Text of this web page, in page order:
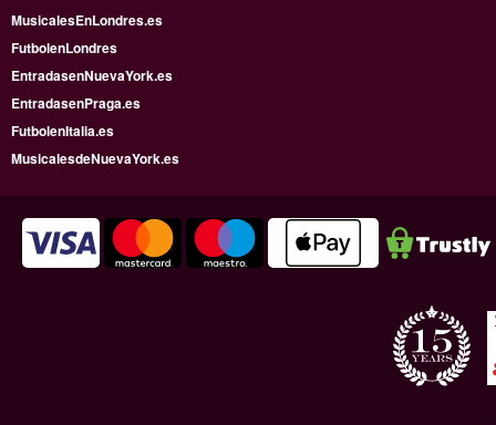
MusicalesEnLondres.es
FutbolenLondres
EntradasenNuevaYork.es
EntradasenPraga.es
FutbolenItalia.es
MusicalesdeNuevaYork.es